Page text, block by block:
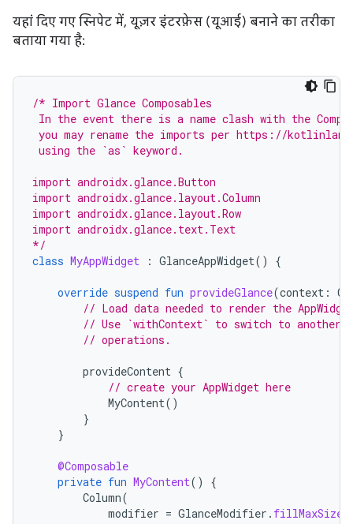
यहां दिए गए स्निपेट में, यूज़र इंटरफ़ेस (यूआई) बनाने का तरीका
बताया गया है:
/* Import Glance Composables
In the event there is a name clash with the
you may rename the imports per https://
using the `as` keyword.
import androidx.glance.Button
import androidx.glance.layout.Column
import androidx.glance.layout.Row
import androidx.glance.text.Text
*/
class MyAppWidget : GlanceAppWidget() {
override suspend fun provideGlance(context :
// Load data needed to render the
// Use `withContext` to switch to another
// operations.
provideContent {
// create your AppWidget here
MyContent()
}
}
@Composable
private fun MyContent()
{
Column(
modifier = GlanceModifier . fillMaxSize